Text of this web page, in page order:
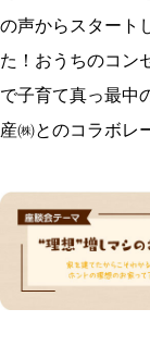
の声からスタート
た！おうちのコン
で子育て真っ最中
産㈱とのコラボレ